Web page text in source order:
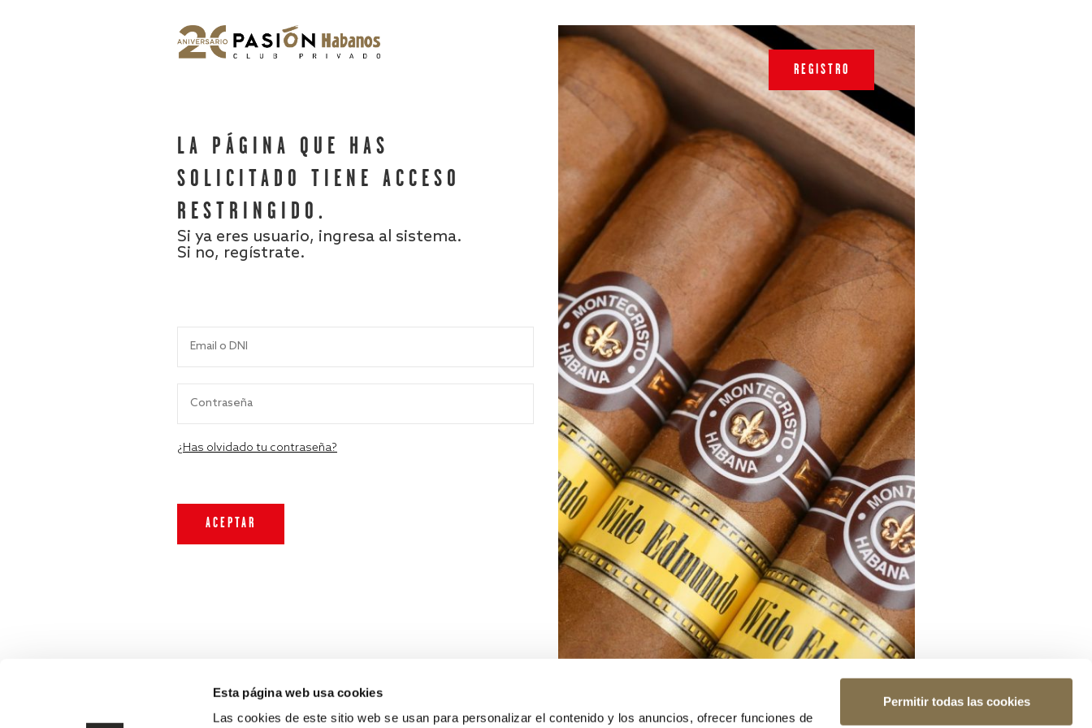
Esta página web usa cookies
Las cookies de este sitio web se usan para personalizar el contenido y los anuncios, ofrecer funciones de
Permitir todas las cookies
LA PÁGINA QUE HAS
SOLICITADO TIENE ACCESO
RESTRINGIDO.
Si ya eres usuario, ingresa al sistema.
Si no, regístrate.
¿Has olvidado tu contraseña?
REGISTRO